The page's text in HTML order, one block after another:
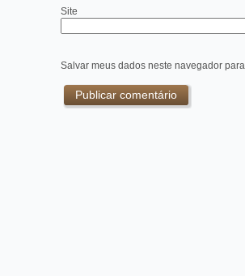
Site
Salvar meus dados neste navegador